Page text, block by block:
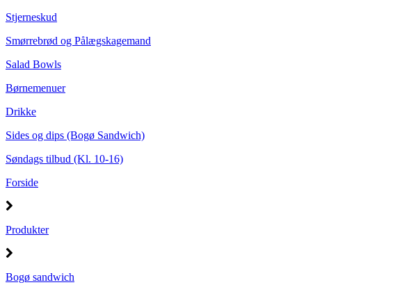
Stjerneskud
Smørrebrød og Pålægskagemand
Salad Bowls
Børnemenuer
Drikke
Sides og dips (Bogø Sandwich)
Søndags tilbud (Kl. 10-16)
Forside
Produkter
Bogø sandwich